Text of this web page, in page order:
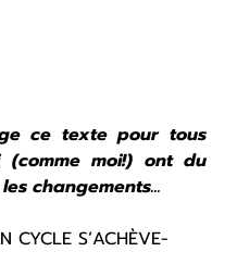
ce texte pour tous
(comme moi!) ont du
changements...
CYCLE S’ACHÈVE-